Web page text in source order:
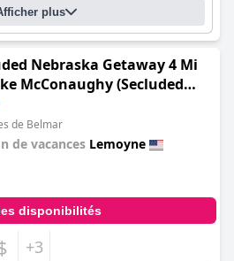
plus
Nebraska Getaway 4 Mi
McConaughy (Secluded
Getaway: 2 Mi to Lake
de Belmar
de vacances Lemoyne
disponibilités
+3